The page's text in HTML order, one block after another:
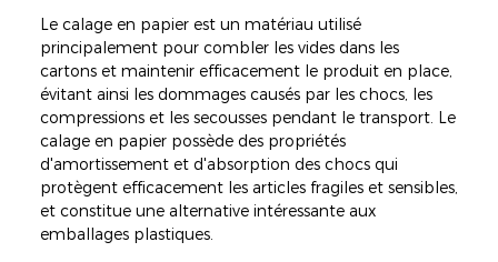
Le calage en papier est un matériau utilisé
principalement pour combler les vides dans les
cartons et maintenir efficacement le produit en place,
évitant ainsi les dommages causés par les chocs, les
compressions et les secousses pendant le transport. Le
calage en papier possède des propriétés
d'amortissement et d'absorption des chocs qui
protègent efficacement les articles fragiles et sensibles,
et constitue une alternative intéressante aux
emballages plastiques.